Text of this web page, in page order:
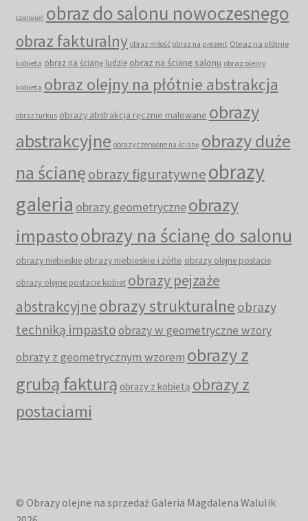
czerwień obraz do salonu nowoczesnego
obraz fakturalny obraz miłość obraz na prezent Obraz na płótnie
kobieta obraz na ścianę ludzie obraz na ścianę salonu obraz olejny
kobieta obraz olejny na płótnie abstrakcja
obraz turkus obrazy abstrakcja ręcznie malowane obrazy
abstrakcyjne obrazy czerwone na ścianę obrazy duże
na ścianęobrazy figuratywneobrazy
galeria obrazy geometryczneobrazy
impastoobrazy na ścianę do salonu
obrazy niebieskie obrazy niebieskie i żółte obrazy olejne postacie
obrazy olejne postacie kobiet obrazy pejzaże
abstrakcyjneobrazy strukturalne obrazy
techniką impastoobrazy w geometryczne wzory
obrazy z geometrycznym wzorem obrazy z
grubą fakturą obrazy z kobietą obrazy z
postaciami
© Obrazy olejne na sprzedaż Galeria Magdalena Walulik